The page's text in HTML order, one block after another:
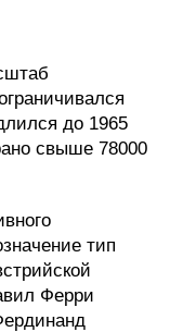
до 1965
свыше 78000
тип
Ферри